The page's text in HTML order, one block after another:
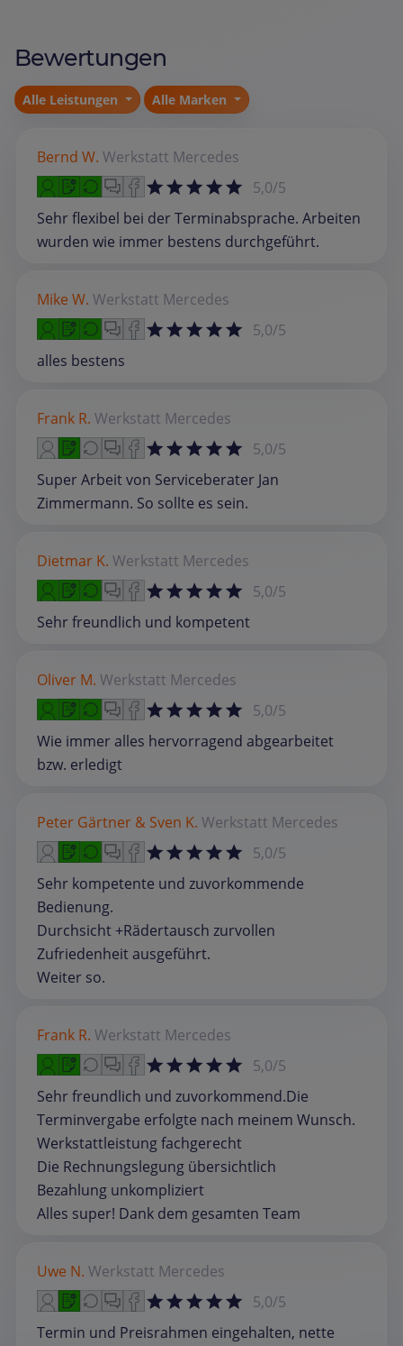
Bewertungen
Alle Leistungen Alle Marken
Bernd W. Werkstatt Mercedes
5,0/5
Sehr flexibel bei der Terminabsprache. Arbeiten
wurden wie immer bestens durchgeführt.
Mike W. Werkstatt Mercedes
5,0/5
alles bestens
Frank R. Werkstatt Mercedes
5,0/5
Super Arbeit von Serviceberater Jan
Zimmermann. So sollte es sein.
Dietmar K. Werkstatt Mercedes
5,0/5
Sehr freundlich und kompetent
Oliver M. Werkstatt Mercedes
5,0/5
Wie immer alles hervorragend abgearbeitet
bzw. erledigt
Peter Gärtner & Sven K. Werkstatt Mercedes
5,0/5
Sehr kompetente und zuvorkommende
Bedienung.
Durchsicht +Rädertausch zurvollen
Zufriedenheit ausgeführt.
Weiter so.
Frank R. Werkstatt Mercedes
5,0/5
Sehr freundlich und zuvorkommend.Die
Terminvergabe erfolgte nach meinem Wunsch.
Werkstattleistung fachgerecht
Die Rechnungslegung übersichtlich
Bezahlung unkompliziert
Alles super! Dank dem gesamten Team
Uwe N. Werkstatt Mercedes
5,0/5
Termin und Preisrahmen eingehalten, nette